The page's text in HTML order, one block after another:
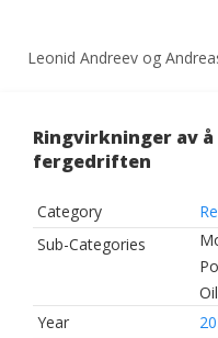
Leonid Andreev og
Ringvirkninger av
fergedriften
Category
Sub-Categories
Year